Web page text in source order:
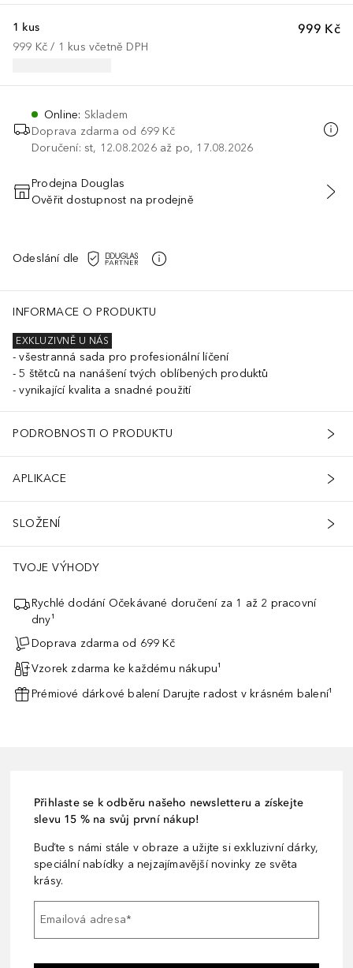
999 Kč
1 kus
999 Kč / 1 kus včetně DPH
Online: Skladem
Doprava zdarma od 699 Kč
Doručení: st, 12.08.2026 až po, 17.08.2026
PŘIDAT DO KOŠÍKU
Prodejna Douglas
Ověřit dostupnost na prodejně
Odeslání dle
INFORMACE O PRODUKTU
EXKLUZIVNĚ U NÁS
všestranná sada pro profesionální líčení
5 štětců na nanášení tvých oblíbených produktů
vynikající kvalita a snadné použití
PODROBNOSTI O PRODUKTU
APLIKACE
SLOŽENÍ
TVOJE VÝHODY
Rychlé dodání Očekávané doručení za 1 až 2 pracovní
dny¹
Doprava zdarma od 699 Kč
Vzorek zdarma ke každému nákupu¹
Prémiové dárkové balení Darujte radost v krásném balení¹
Přihlaste se k odběru našeho newsletteru a získejte
slevu 15 % na svůj první nákup!
Buďte s námi stále v obraze a užijte si exkluzivní dárky,
speciální nabídky a nejzajímavější novinky ze světa
krásy.
Emailová adresa*